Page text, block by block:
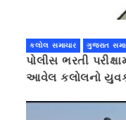
કલોલ સમાચાર ગુજરાત
પોલીસ ભરતી
આવેલ કલોલનો